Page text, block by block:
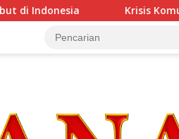
Krisis Komunikasi